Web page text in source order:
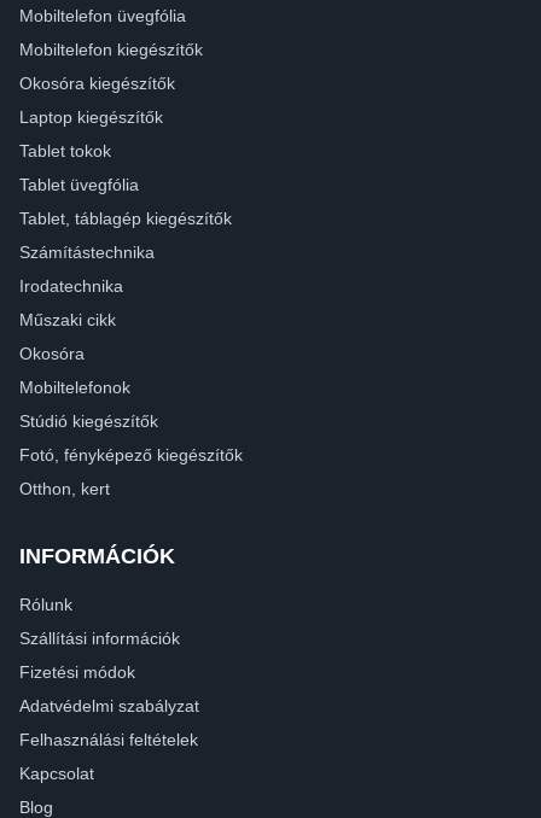
Mobiltelefon üvegfólia
Mobiltelefon kiegészítők
Okosóra kiegészítők
Laptop kiegészítők
Tablet tokok
Tablet üvegfólia
Tablet, táblagép kiegészítők
Számítástechnika
Irodatechnika
Műszaki cikk
Okosóra
Mobiltelefonok
Stúdió kiegészítők
Fotó, fényképező kiegészítők
Otthon, kert
INFORMÁCIÓK
Rólunk
Szállítási információk
Fizetési módok
Adatvédelmi szabályzat
Felhasználási feltételek
Kapcsolat
Blog